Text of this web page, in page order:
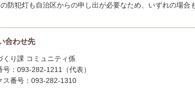
防犯灯も自治区からの申し出が必要なため、いずれの場合
合わせ先
くり課 コミュニティ係
号：093-282-1211（代表）
ス番号：093-282-1310